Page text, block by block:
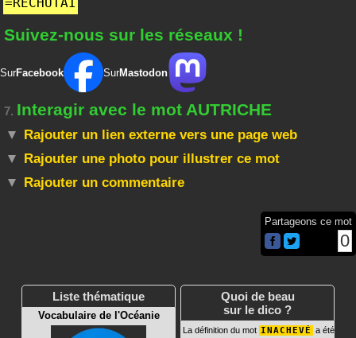
Suivez-nous sur les réseaux !
SurFacebook SurMastodon
7. Interagir avec le mot AUTRICHE
Rajouter un lien externe vers une page web
Rajouter une photo pour illustrer ce mot
Rajouter un commentaire
Partageons ce mot
0
Liste thématique
Vocabulaire de l'Océanie
Quoi de beau
sur le dico ?
La définition du mot INACHEVÉ a été